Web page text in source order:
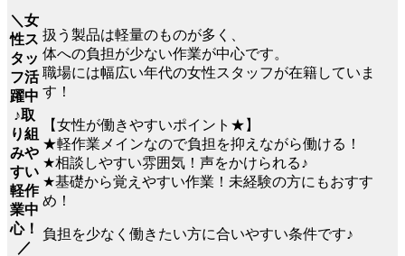
＼女
性ス
タッ
フ活
躍中
♪取
り組
みや
すい
軽作
業中
心！
／
扱う製品は軽量のものが多く、
体への負担が少ない作業が中心です。
職場には幅広い年代の女性スタッフが在籍していま
す！
【女性が働きやすいポイント★】
★軽作業メインなので負担を抑えながら働ける！
★相談しやすい雰囲気！声をかけられる♪
★基礎から覚えやすい作業！未経験の方にもおすす
め！
負担を少なく働きたい方に合いやすい条件です♪